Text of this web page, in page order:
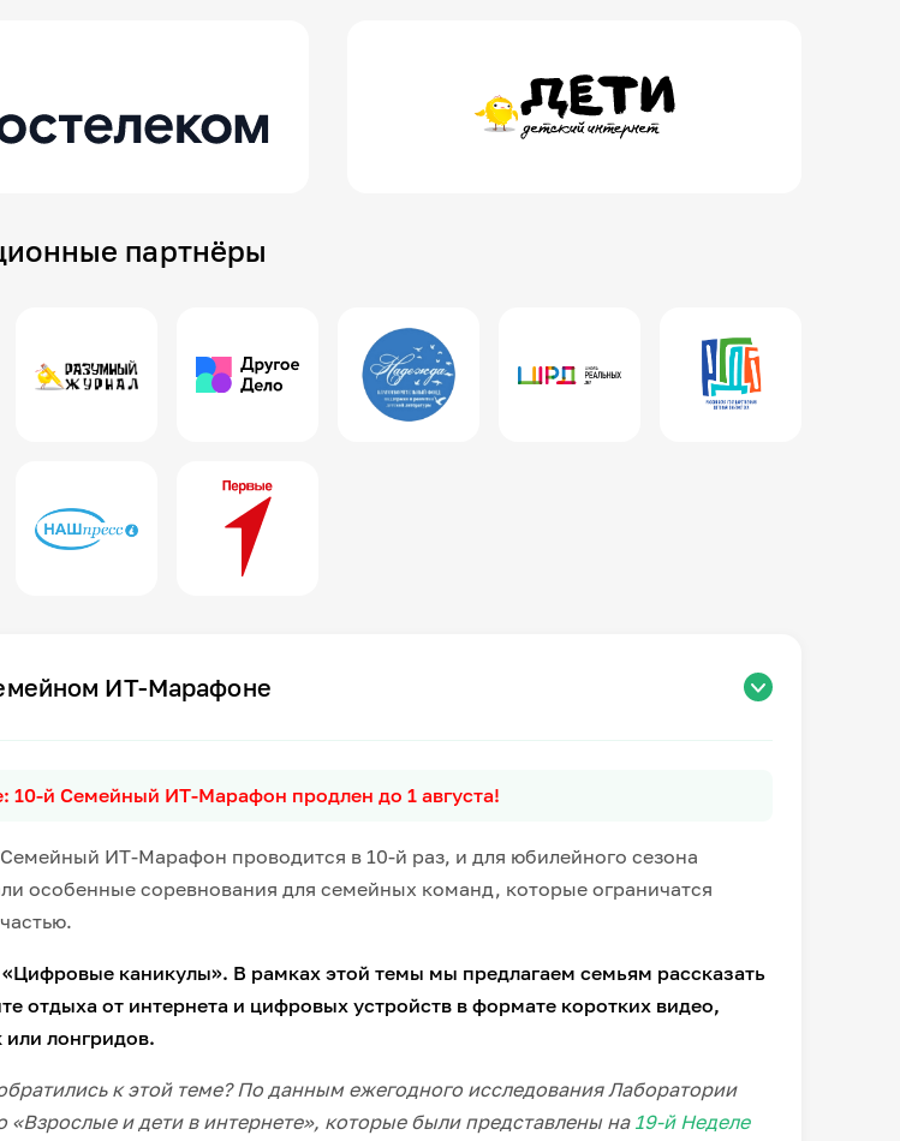
партнёры
ИТ-Марафоне
10-й Семейный ИТ-Марафон продлен до 1 августа!
ИТ-Марафон проводится в 10-й раз, и для юбилейного сезона
особенные соревнования для семейных команд, которые ограничатся
каникулы». В рамках этой темы мы предлагаем семьям рассказать
отдыха от интернета и цифровых устройств в формате коротких видео,
лонгридов.
к этой теме? По данным ежегодного исследования Лаборатории
«Взрослые и дети в интернете», которые были представлены на 19-й Неделе